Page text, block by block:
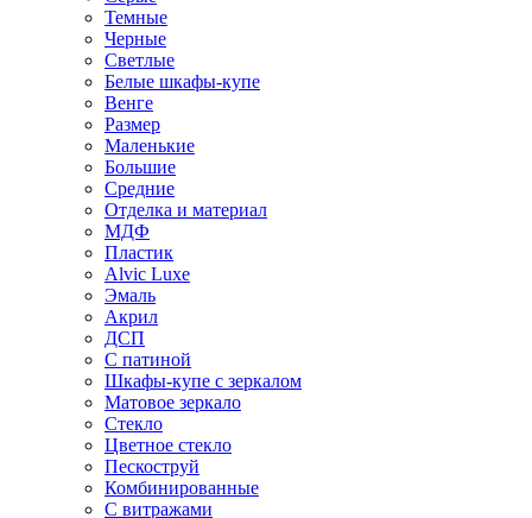
Темные
Черные
Светлые
Белые шкафы-купе
Венге
Размер
Маленькие
Большие
Средние
Отделка и материал
МДФ
Пластик
Alvic Luxe
Эмаль
Акрил
ДСП
С патиной
Шкафы-купе с зеркалом
Матовое зеркало
Стекло
Цветное стекло
Пескоструй
Комбинированные
С витражами